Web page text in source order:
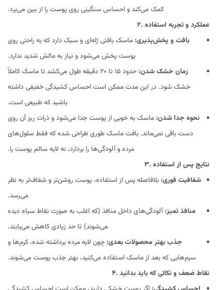
کمک می‌کند و احساس سنگینی روی پوست را از بین می‌برد.
۲. عملکرد و تجربه استفاده
بافت و پخش‌پذیری: ماسک بافتی ژله‌ای و سبک دارد که به راحتی روی
پوست پخش می‌شود و نیاز به مالش شدید ندارد.
زمان خشک شدن:
حدود ۱۵ تا ۲۰ دقیقه طول می‌کشد تا ماسک کاملاً
خشک شود. در این مدت ممکن است احساس کشیدگی خفیفی داشته
باشید که طبیعی است.
نحوه جدا شدن: ماسک به خوبی از پوست جدا می‌شود و ذرات ریز آن روی
دست باقی نمی‌ماند. بافت ماسک طوری طراحی شده که فقط سلول‌های
مرده و آلودگی‌ها را بردارد، نه لایه سالم پوست را.
۳. نتایج پس از استفاده
شفافیت فوری: بلافاصله پس از استفاده، پوست روشن‌تر و شفاف‌تر به نظر
می‌رسد.
منافذ تمیز:آلودگی‌های داخل منافذ (که اغلب به صورت نقاط سیاه دیده
می‌شوند) تا حد زیادی کاهش می‌یابند.
جذب بهتر محصولات بعدی: چون لایه مرده برداشته شده، کرم‌ها و
سرم‌هایی که بعد از ماسک استفاده می‌کنید، بهتر جذب پوست می‌شوند.
۴. نقاط ضعف و نکاتی که باید بدانید